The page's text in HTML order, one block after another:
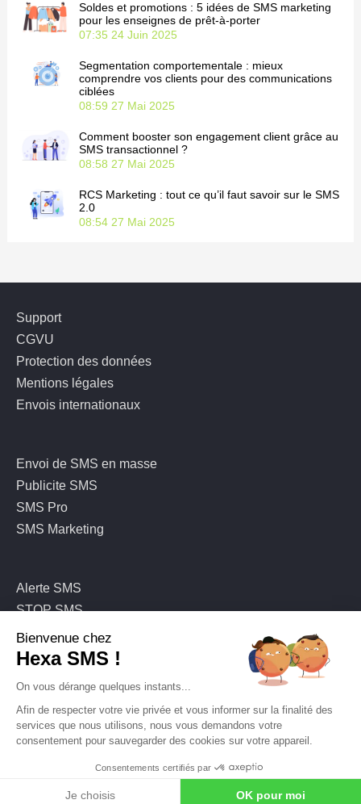
Soldes et promotions : 5 idées de SMS marketing
pour les enseignes de prêt-à-porter
07:35 24 Juin 2025
Segmentation comportementale : mieux
comprendre vos clients pour des communications
ciblées
08:59 27 Mai 2025
Comment booster son engagement client grâce au
SMS transactionnel ?
08:58 27 Mai 2025
RCS Marketing : tout ce qu’il faut savoir sur le SMS
2.0
08:54 27 Mai 2025
Support
CGVU
Protection des données
Mentions légales
Envois internationaux
Envoi de SMS en masse
Publicite SMS
SMS Pro
SMS Marketing
Alerte SMS
STOP SMS
Solution SMS
Une question ?
04 84 48 61 40
Bienvenue chez
Hexa SMS !
On vous dérange quelques instants...
Afin de respecter votre vie privée et vous informer sur la finalité des
services que nous utilisons, nous vous demandons votre
consentement pour sauvegarder des cookies sur votre appareil.
Consentements certifiés par
Je choisis OK pour moi